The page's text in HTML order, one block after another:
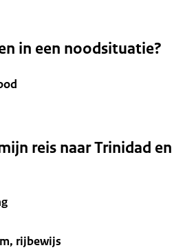
in een noodsituatie?
reis naar Trinidad en
rijbewijs